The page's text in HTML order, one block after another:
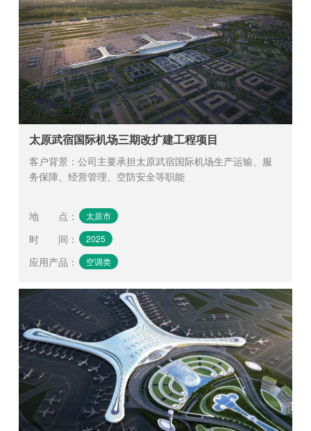
太原武宿国际机场三期改扩建工程项目
客户背景：公司主要承担太原武宿国际机场生产运输、服
务保障、经营管理、空防安全等职能
地 点 ： 太原市
时 间 ： 2025
应用产品 ： 空调类